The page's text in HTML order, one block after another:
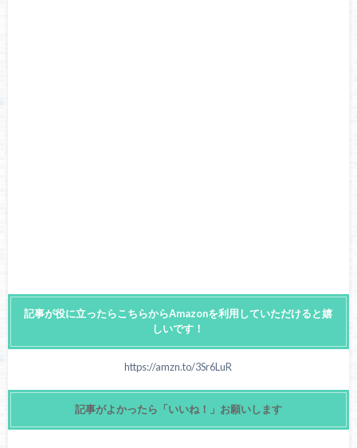
記事が役に立ったらこちらからAmazonを利用していただけると嬉
しいです！
https://amzn.to/3Sr6LuR
記事がよかったら「いいね！」お願いします